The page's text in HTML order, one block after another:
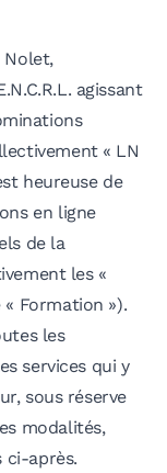
Nolet,
agissant
« LN
heureuse de
en ligne
de la
les «
Formation »).
les
services qui y
sous réserve
modalités,
ci-après.